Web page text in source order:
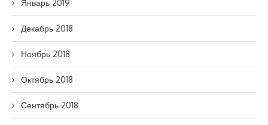
Январь 2019
Декабрь 2018
Ноябрь 2018
Октябрь 2018
Сентябрь 2018